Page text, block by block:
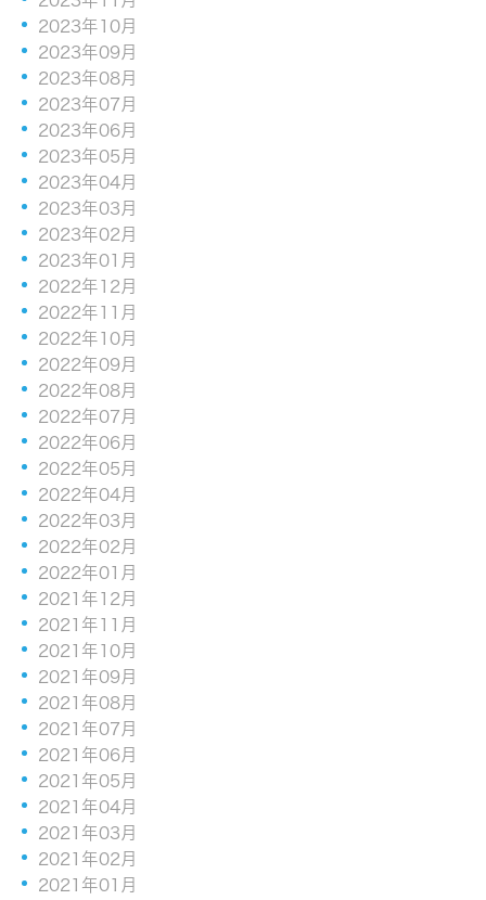
2023年10月
2023年09月
2023年08月
2023年07月
2023年06月
2023年05月
2023年04月
2023年03月
2023年02月
2023年01月
2022年12月
2022年11月
2022年10月
2022年09月
2022年08月
2022年07月
2022年06月
2022年05月
2022年04月
2022年03月
2022年02月
2022年01月
2021年12月
2021年11月
2021年10月
2021年09月
2021年08月
2021年07月
2021年06月
2021年05月
2021年04月
2021年03月
2021年02月
2021年01月